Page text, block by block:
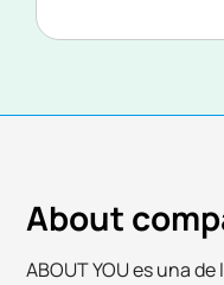
About
ABOUT YOU es una